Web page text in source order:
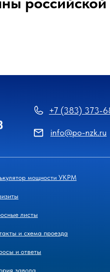
info@po-nzk.ru
мощности УКРМ
листы
и схема проезда
и ответы
завода
+7 (383) 373-